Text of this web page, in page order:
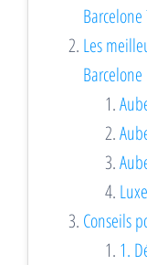
Barcelone
Les
Barcelone
Conseils
1.